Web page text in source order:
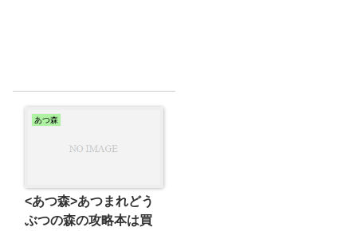
あつ森
<あつ森>あつまれどう
ぶつの森の攻略本は買